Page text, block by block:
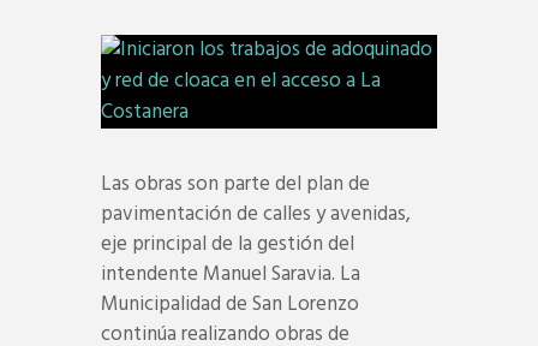
Las obras son parte del plan de
pavimentación de calles y avenidas,
eje principal de la gestión del
intendente Manuel Saravia. La
Municipalidad de San Lorenzo
continúa realizando obras de